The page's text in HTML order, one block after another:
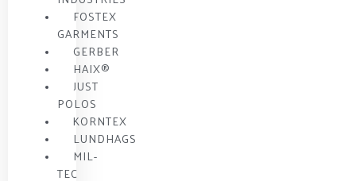
FOSTEX
GARMENTS
GERBER
HAIX®
JUST
POLOS
KORNTEX
LUNDHAGS
MIL-
TEC